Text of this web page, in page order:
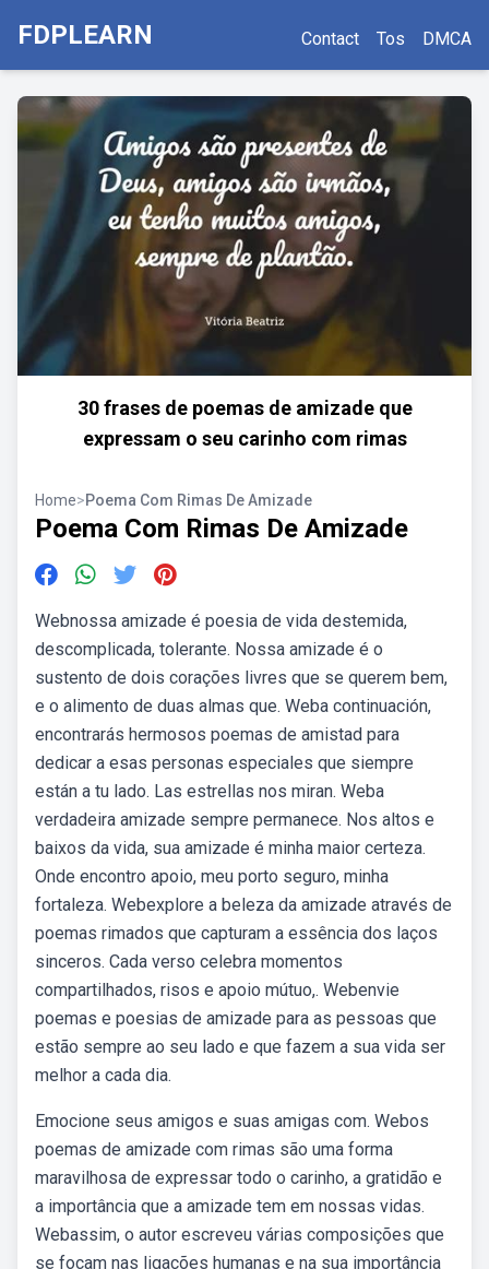
FDPLEARN Contact Tos DMCA
30 frases de poemas de amizade que
expressam o seu carinho com rimas
Home>Poema Com Rimas De Amizade
Poema Com Rimas De Amizade
Webnossa amizade é poesia de vida destemida,
descomplicada, tolerante. Nossa amizade é o
sustento de dois corações livres que se querem bem,
e o alimento de duas almas que. Weba continuación,
encontrarás hermosos poemas de amistad para
dedicar a esas personas especiales que siempre
están a tu lado. Las estrellas nos miran. Weba
verdadeira amizade sempre permanece. Nos altos e
baixos da vida, sua amizade é minha maior certeza.
Onde encontro apoio, meu porto seguro, minha
fortaleza. Webexplore a beleza da amizade através de
poemas rimados que capturam a essência dos laços
sinceros. Cada verso celebra momentos
compartilhados, risos e apoio mútuo,. Webenvie
poemas e poesias de amizade para as pessoas que
estão sempre ao seu lado e que fazem a sua vida ser
melhor a cada dia.
Emocione seus amigos e suas amigas com. Webos
poemas de amizade com rimas são uma forma
maravilhosa de expressar todo o carinho, a gratidão e
a importância que a amizade tem em nossas vidas.
Webassim, o autor escreveu várias composições que
se focam nas ligações humanas e na sua importância